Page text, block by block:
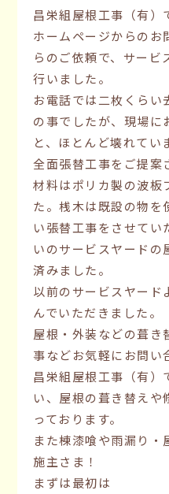
昌栄組屋根工事（有）
ホームページからの
らのご依頼で、サービ
行いました。
お電話では二枚くらい
の事でしたが、現場に
と、ほとんど壊れてい
全面張替工事をご提案
材料はポリカ製の波板
た。桟木は既設の物を
い張替工事をさせてい
いのサービスヤードの
済みました。
以前のサービスヤード
んでいただきました。
屋根・外装などの葺
事などお気軽にお問い
昌栄組屋根工事（有）
い、屋根の葺き替えや
っております。
また棟漆喰や雨漏り・
施主さま！
まずは最初は